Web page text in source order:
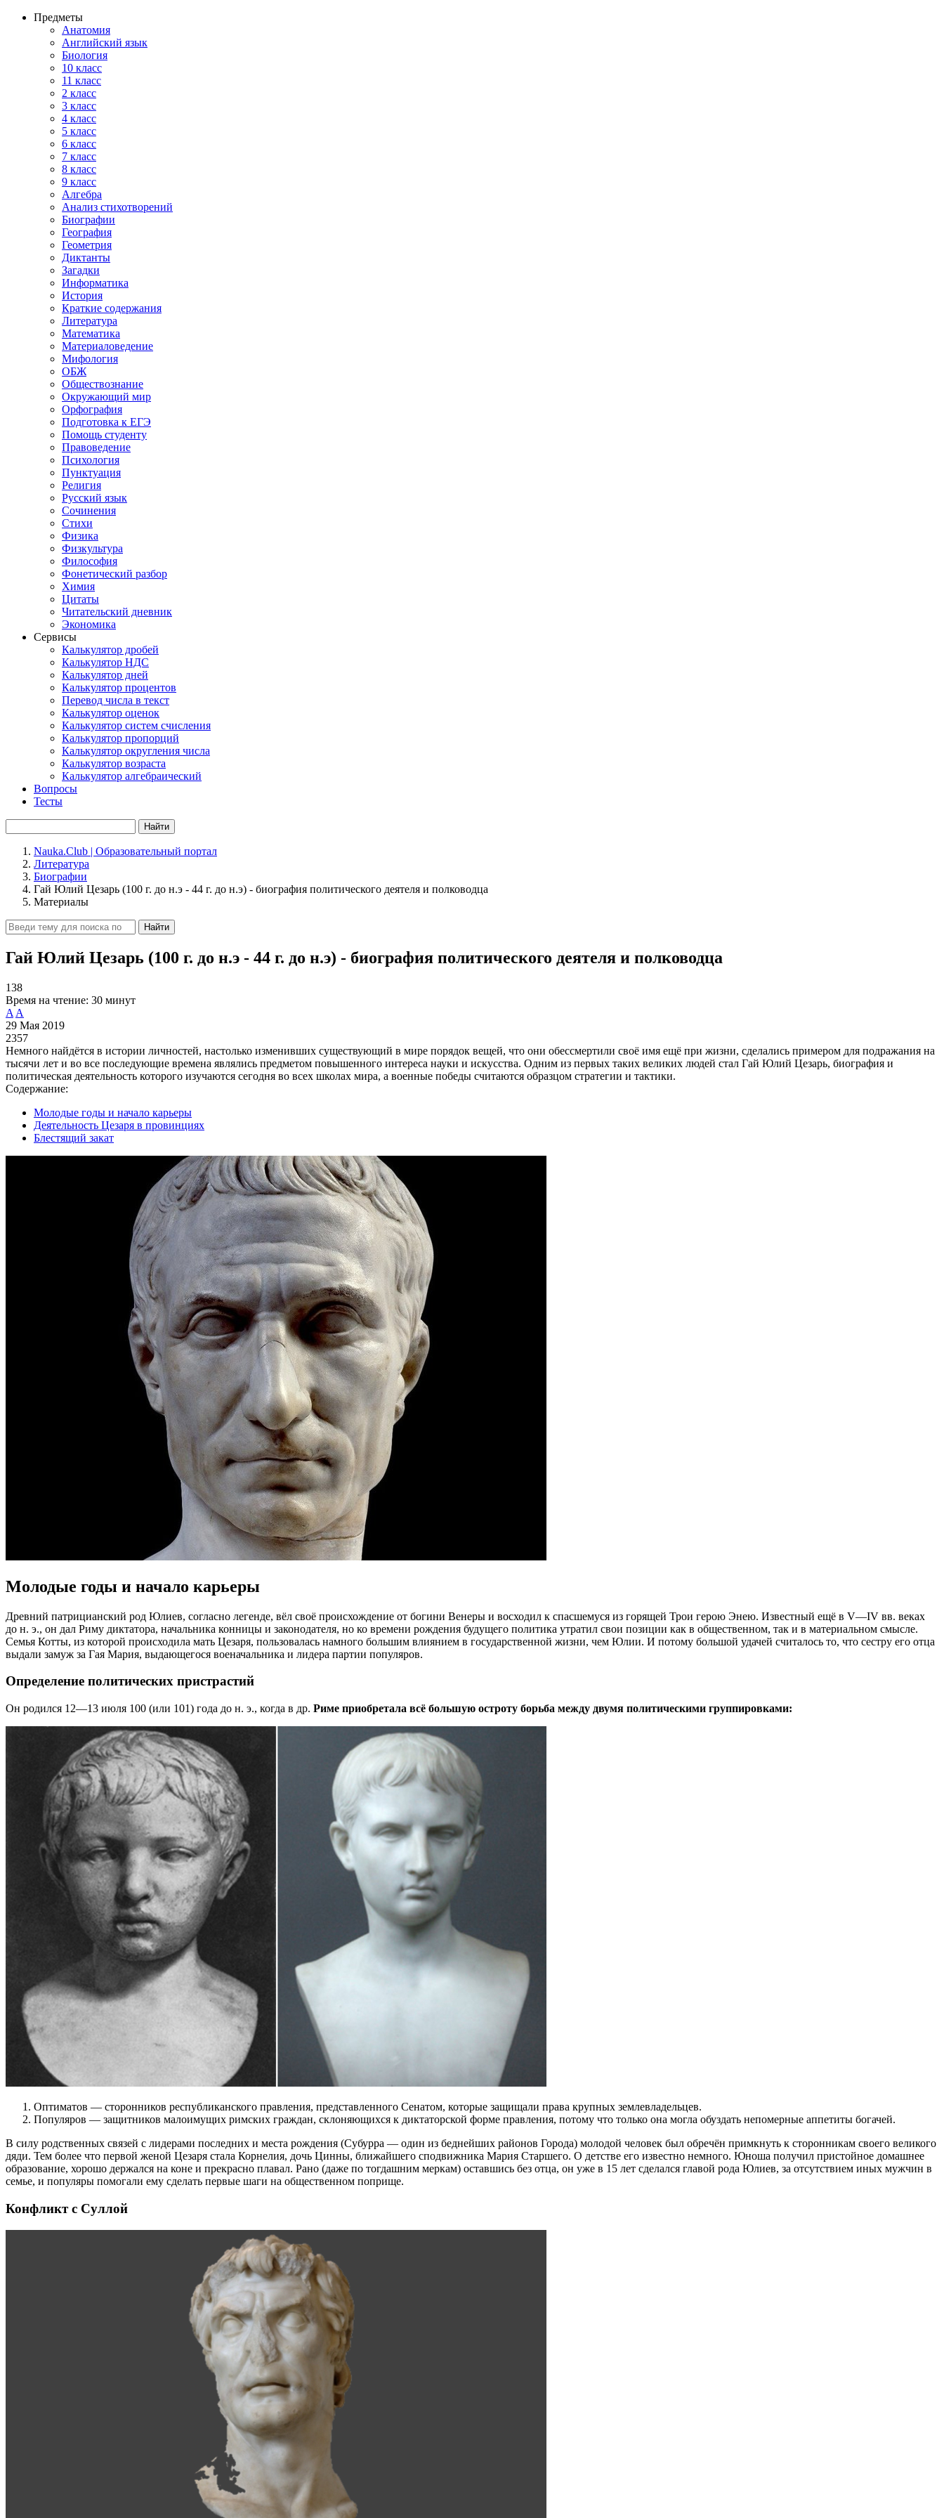
Предметы
Анатомия
Английский язык
Биология
10 класс
11 класс
2 класс
3 класс
4 класс
5 класс
6 класс
7 класс
8 класс
9 класс
Алгебра
Анализ стихотворений
Биографии
География
Геометрия
Диктанты
Загадки
Информатика
История
Краткие содержания
Литература
Математика
Материаловедение
Мифология
ОБЖ
Обществознание
Окружающий мир
Орфография
Подготовка к ЕГЭ
Помощь студенту
Правоведение
Психология
Пунктуация
Религия
Русский язык
Сочинения
Стихи
Физика
Физкультура
Философия
Фонетический разбор
Химия
Цитаты
Читательский дневник
Экономика
Сервисы
Калькулятор дробей
Калькулятор НДС
Калькулятор дней
Калькулятор процентов
Перевод числа в текст
Калькулятор оценок
Калькулятор систем счисления
Калькулятор пропорций
Калькулятор округления числа
Калькулятор возраста
Калькулятор алгебраический
Вопросы
Тесты
Найти
Nauka.Club | Образовательный портал
Литература
Биографии
Гай Юлий Цезарь (100 г. до н.э - 44 г. до н.э) - биография политического деятеля и полководца
Материалы
Найти
Гай Юлий Цезарь (100 г. до н.э - 44 г. до н.э) - биография политического деятеля и полководца
138
Время на чтение: 30 минут
A A
29 Мая 2019
2357
Немного найдётся в истории личностей, настолько изменивших существующий в мире порядок вещей, что они обессмертили своё имя ещё при жизни, сделались примером для подражания на
тысячи лет и во все последующие времена являлись предметом повышенного интереса науки и искусства. Одним из первых таких великих людей стал Гай Юлий Цезарь, биография и
политическая деятельность которого изучаются сегодня во всех школах мира, а военные победы считаются образцом стратегии и тактики.
Содержание:
Молодые годы и начало карьеры
Деятельность Цезаря в провинциях
Блестящий закат
Молодые годы и начало карьеры
Древний патрицианский род Юлиев, согласно легенде, вёл своё происхождение от богини Венеры и восходил к спасшемуся из горящей Трои герою Энею. Известный ещё в V—IV вв. веках
до н. э., он дал Риму диктатора, начальника конницы и законодателя, но ко времени рождения будущего политика утратил свои позиции как в общественном, так и в материальном смысле.
Семья Котты, из которой происходила мать Цезаря, пользовалась намного большим влиянием в государственной жизни, чем Юлии. И потому большой удачей считалось то, что сестру его отца
выдали замуж за Гая Мария, выдающегося военачальника и лидера партии популяров.
Определение политических пристрастий
Он родился 12—13 июля 100 (или 101) года до н. э., когда в др. Риме приобретала всё большую остроту борьба между двумя политическими группировками:
Оптиматов — сторонников республиканского правления, представленного Сенатом, которые защищали права крупных землевладельцев.
Популяров — защитников малоимущих римских граждан, склоняющихся к диктаторской форме правления, потому что только она могла обуздать непомерные аппетиты богачей.
В силу родственных связей с лидерами последних и места рождения (Субурра — один из беднейших районов Города) молодой человек был обречён примкнуть к сторонникам своего великого
дяди. Тем более что первой женой Цезаря стала Корнелия, дочь Цинны, ближайшего сподвижника Мария Старшего. О детстве его известно немного. Юноша получил пристойное домашнее
образование, хорошо держался на коне и прекрасно плавал. Рано (даже по тогдашним меркам) оставшись без отца, он уже в 15 лет сделался главой рода Юлиев, за отсутствием иных мужчин в
семье, и популяры помогали ему сделать первые шаги на общественном поприще.
Конфликт с Суллой